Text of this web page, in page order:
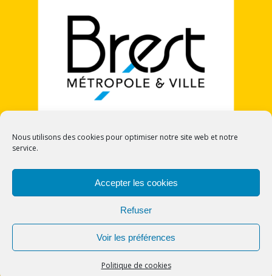
Nous utilisons des cookies pour optimiser notre site web et notre
service.
Accepter les cookies
Refuser
Voir les préférences
Politique de cookies
POLITIQUE DE COOKIES (UE)
© 2026 CECI - Cercle Europe Citoyennetés et
Identités. Bento theme by Satori